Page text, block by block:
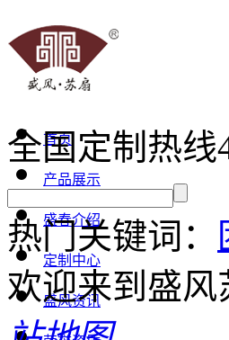
首页
产品展示
盛春介绍
定制中心
盛风资讯
全国定制热线
热门关键词：
欢迎来到盛风